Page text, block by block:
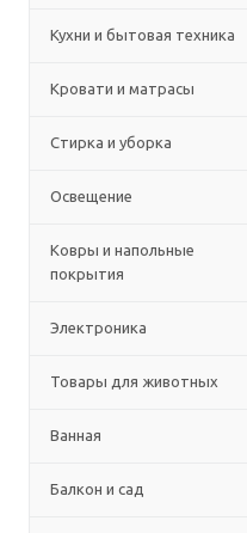
Кухни и бытовая техника
Кровати и матрасы
Стирка и уборка
Освещение
Ковры и напольные
покрытия
Электроника
Товары для животных
Ванная
Балкон и сад